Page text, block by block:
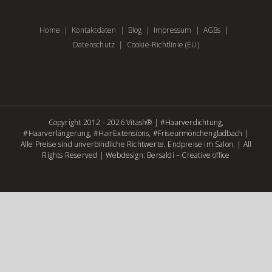
Home Kontaktdaten Blog Impressum
AGBs
Datenschutz
Cookie-Richtlinie (EU)
Copyright 2012 - 2026 Vitash® | #Haarverdichtung,
#Haarverlängerung, #HairExtensions, #Friseurmönchengladbach |
Alle Preise sind unverbindliche Richtwerte. Endpreise im Salon. | All
Rights Reserved |Webdesign: Bersaldi – Creative office